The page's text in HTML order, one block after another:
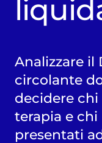
Analizzare il
circolante
decidere chi
terapia e chi
presentati